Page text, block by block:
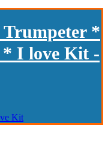
Trumpeter *
* I love Kit -
Kit